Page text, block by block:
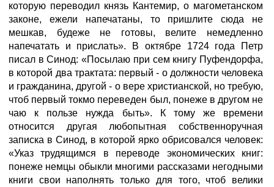
которую переводил князь Кантемир, о магометанском
законе, ежели напечатаны, то пришлите сюда не
мешкав, будеже не готовы, велите немедленно
напечатать и прислать». В октябре 1724 года Петр
писал в Синод: «Посылаю при сем книгу Пуфендорфа,
в которой два трактата: первый - о должности человека
и гражданина, другой - о вере христианской, но требую,
чтоб первый токмо переведен был, понеже в другом не
чаю к пользе нужда быть». К тому же времени
относится другая любопытная собственноручная
записка в Синод, в которой ярко обрисовался человек:
«Указ трудящимся в переводе экономических книг:
понеже немцы обыкли многими рассказами негодными
книги свои наполнять только для того, чтоб велики